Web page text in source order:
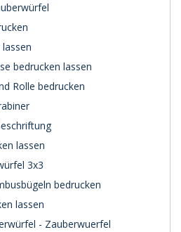
bedrucken lassen
Rolle bedrucken
lassen
3x3
bedrucken
lassen
- Zauberwuerfel